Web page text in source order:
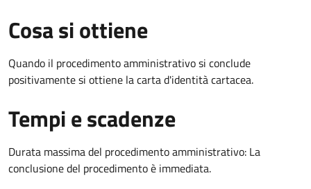
Cosa si ottiene
Quando il procedimento amministrativo si conclude
positivamente si ottiene la carta d'identità cartacea.
Tempi e scadenze
Durata massima del procedimento amministrativo: La
conclusione del procedimento è immediata.